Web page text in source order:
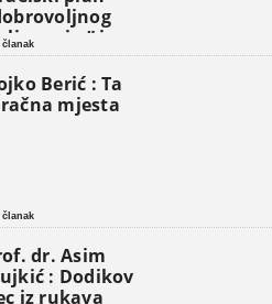
” iz
Berić : Ta
mjesta
dr. Asim
: Dodikov
iz rukava